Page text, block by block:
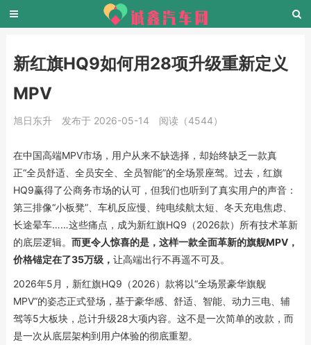
新红旗HQ9如何用28项升级重新定义
MPV
旭日东升 发布于 2026-05-14 阅读（4544）
在中国高端MPV市场，用户从来不缺选择，却始终缺乏一款真
正“全员舒适、全员安全、全员智能”的全场景座驾。过去，红旗
HQ9赢得了公商务市场的认可，但我们也听到了真实用户的声音：
第三排像“小板凳”、车机反应慢、纯电续航太短、冬天充电焦虑、
长途晕车……这些痛点，成为新红旗HQ9（2026款）所有技术革新
的底层逻辑。 而更令人惊喜的是，这样一款全面革新的旗舰MPV，
价格锚定在了35万级， 让高端出行不再遥不可及。
2026年5月，新红旗HQ9（2026）款将以“全场景豪华旗舰
MPV”的姿态正式登场，基于豪华感、舒适、智能、动力三电、辅
驾等5大板块，总计升级28大项内容。这不是一次简单的改款，而
是一次从底层架构到用户体验的彻底重塑。